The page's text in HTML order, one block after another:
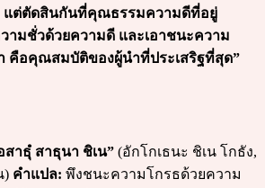
แต่ตัดสินกันที่คุณธรรมความดีที่อยู่
ามชั่วด้วยความดี และเอาชนะความ
คือคุณสมบัติของผู้นำที่ประเสริฐที่สุด”
สาธุํ สาธุนา ชิเน” (อักโกเธนะ ชิเน โกธัง,
) คำแปล: พึงชนะความโกรธด้วยความ